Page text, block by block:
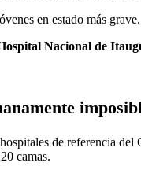
en estado más
Nacional de
de referencia
camas.